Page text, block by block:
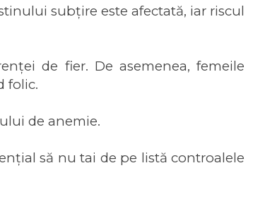
subțire este afectată, iar riscul
de fier. De asemenea, femeile
folic.
de anemie.
să nu tai de pe listă controalele